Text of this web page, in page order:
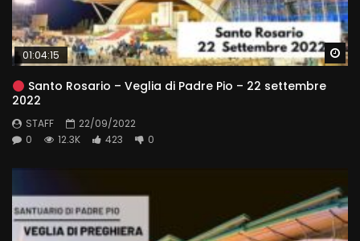
01:04:15
Santo Rosario – Veglia di Padre Pio – 22 settembre
2022
STAFF
22/09/2022
0
12.3K 423 0